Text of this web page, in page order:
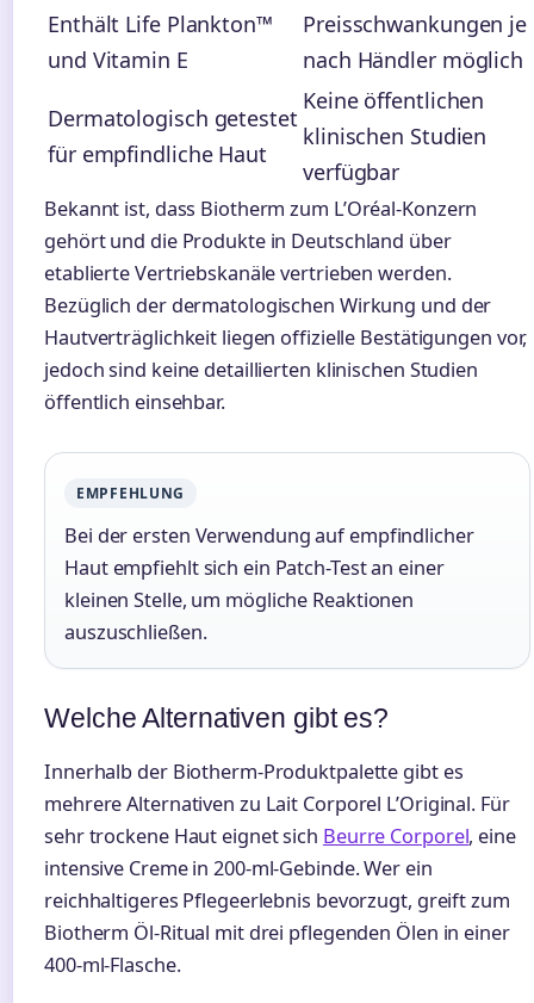
Enthält Life Plankton™
und Vitamin E
Preisschwankungen je
nach Händler möglich
Dermatologisch getestet
für empfindliche Haut
Keine öffentlichen
klinischen Studien
verfügbar
Bekannt ist, dass Biotherm zum L’Oréal-Konzern
gehört und die Produkte in Deutschland über
etablierte Vertriebskanäle vertrieben werden.
Bezüglich der dermatologischen Wirkung und der
Hautverträglichkeit liegen offizielle Bestätigungen vor,
jedoch sind keine detaillierten klinischen Studien
öffentlich einsehbar.
EMPFEHLUNG
Bei der ersten Verwendung auf empfindlicher
Haut empfiehlt sich ein Patch-Test an einer
kleinen Stelle, um mögliche Reaktionen
auszuschließen.
Welche Alternativen gibt es?
Innerhalb der Biotherm-Produktpalette gibt es
mehrere Alternativen zu Lait Corporel L’Original. Für
sehr trockene Haut eignet sich Beurre Corporel, eine
intensive Creme in 200-ml-Gebinde. Wer ein
reichhaltigeres Pflegeerlebnis bevorzugt, greift zum
Biotherm Öl-Ritual mit drei pflegenden Ölen in einer
400-ml-Flasche.